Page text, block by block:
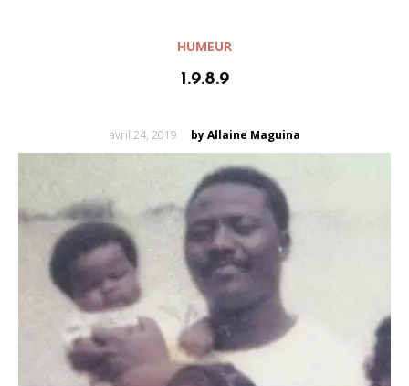
HUMEUR
1.9.8.9
Posted
avril 24, 2019 by Allaine Maguina